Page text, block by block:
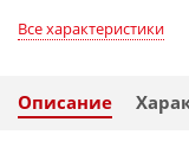
Все характеристики
Описание